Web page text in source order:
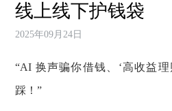
线上线下护钱袋
2025年09月24日
“AI 换声骗你借钱、‘高收益
踩！”